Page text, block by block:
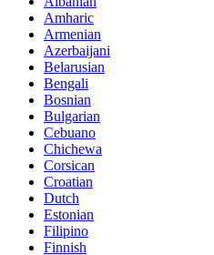
Amharic
Armenian
Azerbaijani
Belarusian
Bengali
Bosnian
Bulgarian
Cebuano
Chichewa
Corsican
Croatian
Dutch
Estonian
Filipino
Finnish